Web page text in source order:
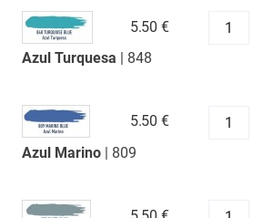
Azul Turquesa | 848
5.50 €
Azul Marino| 809
5.50 €